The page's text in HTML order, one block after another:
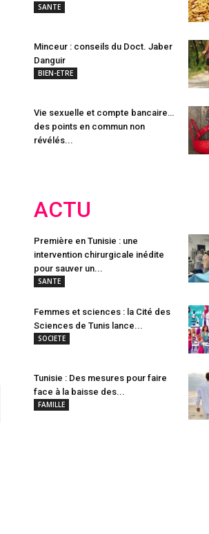
SANTE
Minceur : conseils du Doct. Jaber
Danguir
BIEN-ETRE
Vie sexuelle et compte bancaire…
des points en commun non
révélés...
ACTU
Première en Tunisie : une
intervention chirurgicale inédite
pour sauver un...
SANTE
Femmes et sciences : la Cité des
Sciences de Tunis lance...
SOCIETE
Tunisie : Des mesures pour faire
face à la baisse des...
FAMILLE